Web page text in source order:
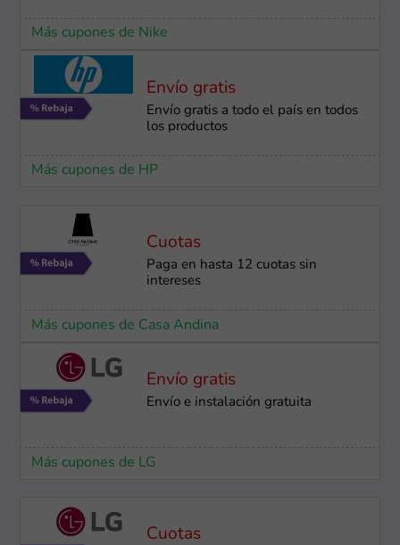
Más cupones de Nike
Envío gratis
Envío gratis a todo el país en todos
los productos
Más cupones de HP
Cuotas
Paga en hasta 12 cuotas sin
intereses
Más cupones de Casa Andina
Envío gratis
Envío e instalación ​gratuita
Más cupones de LG
Cuotas